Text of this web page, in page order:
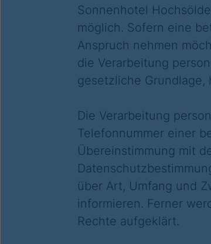
Sonnenhotel
möglich. Sofern eine
Anspruch nehmen
die Verarbeitung
gesetzliche
Die Verarbeitung
Telefonnummer einer
Übereinstimmung mit
über Art, Umfang und
informieren. Ferner
Rechte aufgeklärt.